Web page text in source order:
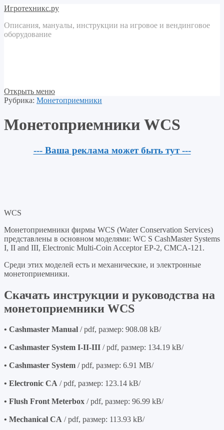
Игротехникс.ру
Описания, мануалы, инструкции на игровое и вендинговое
оборудование
Открыть меню
Рубрика: Монетоприемники
Монетоприемники WCS
--- Ваша реклама может быть тут ---
WCS
Монетоприемники фирмы WCS (Water Conservation Services)
представлены в основном моделями: WC S CashMaster Systems
I, II and III, Electronic Multi-Coin Acceptor EP-2, CMCA-121.
Среди этих моделей есть и механические, и электронные
монетоприемники.
Скачать инструкции и руководства на
монетоприемники WCS
• Cashmaster Manual / pdf, размер: 908.08 kB/
• Cashmaster System I-II-III / pdf, размер: 134.19 kB/
• Cashmaster System / pdf, размер: 6.91 MB/
• Electronic CA / pdf, размер: 123.14 kB/
• Flush Front Meterbox / pdf, размер: 96.99 kB/
• Mechanical CA / pdf, размер: 113.93 kB/